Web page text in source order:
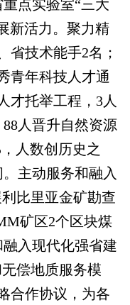
点实验室“三大
新活力。聚力精
省技术能手2名；
青年科技人才通
才托举工程，3人
人晋升自然资源
人数创历史之
主动服务和融入
比里亚金矿勘查
矿区2个区块煤
入现代化强省建
偿地质服务模
合作协议，为各